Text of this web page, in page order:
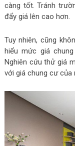
càng tốt. Tránh
đẩy giá lên cao hơn.
Tuy nhiên, cũng
hiểu mức giá
Nghiên cứu thử giá
với giá chung cư của